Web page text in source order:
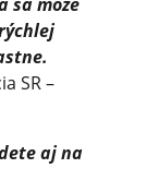
SR –
aj na